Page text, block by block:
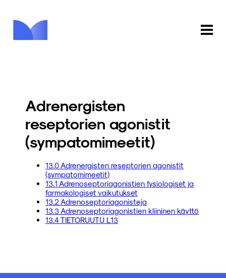
PALAUTE
Adrenergisten
reseptorien agonistit
(sympatomimeetit)
13.0 Adrenergisten reseptorien agonistit
(sympatomimeetit)
13.1 Adrenoseptoriagonistien fysiologiset ja
farmakologiset vaikutukset
13.2 Adrenoseptoriagonisteja
13.3 Adrenoseptoriagonistien kliininen käyttö
13.4 TIETORUUTU L13